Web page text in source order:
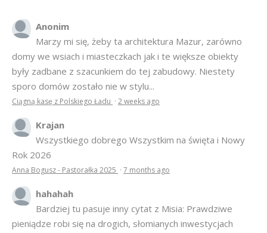
Anonim
Marzy mi się, żeby ta architektura Mazur, zarówno
domy we wsiach i miasteczkach jak i te większe obiekty
były zadbane z szacunkiem do tej zabudowy. Niestety
sporo domów zostało nie w stylu...
Ciągną kasę z Polskiego Ładu · 2 weeks ago
Krajan
Wszystkiego dobrego Wszystkim na święta i Nowy
Rok 2026
Anna Bogusz - Pastorałka 2025 · 7 months ago
hahahah
Bardziej tu pasuje inny cytat z Misia: Prawdziwe
pieniądze robi się na drogich, słomianych inwestycjach